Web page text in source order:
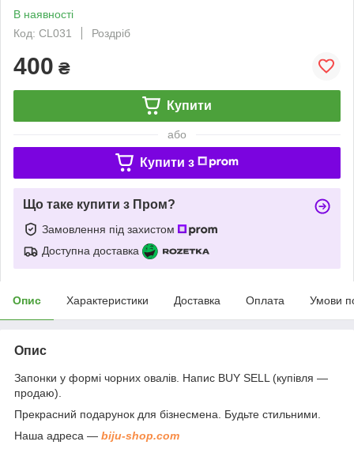
В наявності
Код: CL031
Роздріб
400 ₴
Купити
або
Купити з
Що таке купити з Пром?
Замовлення під захистом
Доступна доставка
Опис Характеристики Доставка Оплата Умови
Опис
Запонки у формі чорних овалів. Напис BUY SELL (купівля —
продаю).
Прекрасний подарунок для бізнесмена. Будьте стильними.
Наша адреса — biju-shop.com